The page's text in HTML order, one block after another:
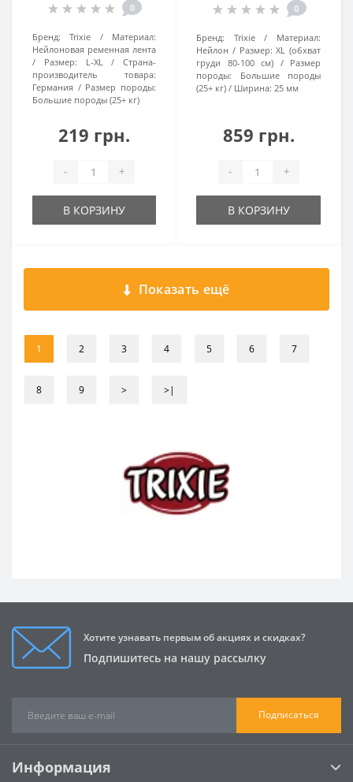
0
Бренд: Trixie
Материал:
Нейлоновая ременная лента
Размер:
L-XL
Страна-
производитель товара:
Германия
Размер породы:
Большие породы (25+ кг)
219 грн.
- +
В КОРЗИНУ
0
Бренд: Trixie
Материал:
Нейлон
Размер: XL (обхват
груди 80-100 см)
Размер
породы:
Большие породы
(25+ кг)
Ширина: 25 мм
859 грн.
- +
В КОРЗИНУ
Показать ещё
1 2 3 4 5 6 7
8 9 > >|
Хотите узнавать первым об акциях и скидках?
Подпишитесь на нашу рассылку
Подписаться
Информация